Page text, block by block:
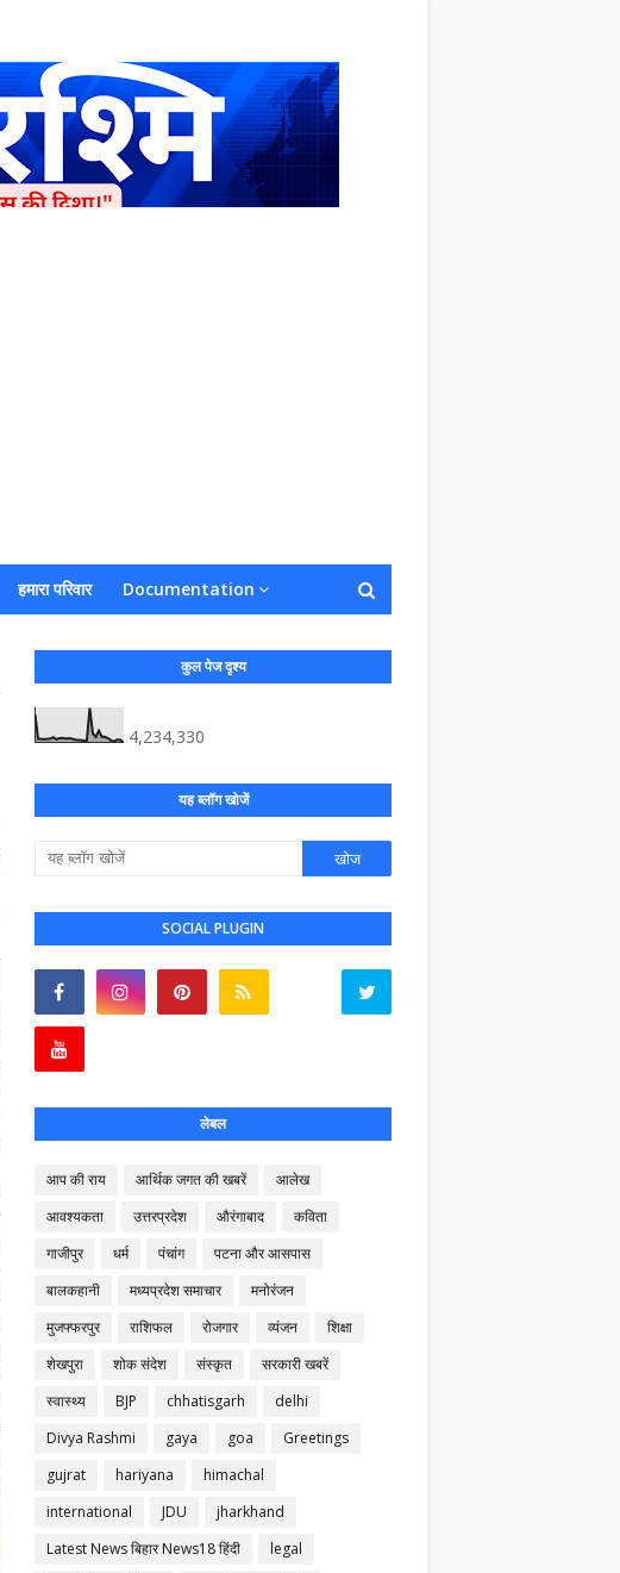
हमारा परिवार Documentation
कुल पेज दृश्य
4,234,330
यह ब्लॉग खोजें
SOCIAL PLUGIN
लेबल
आप की राय आर्थिक जगत की खबरें
आलेख
आवश्यकता
उत्तरप्रदेश औरंगाबाद
कविता
गाजीपुर
धर्म पंचांग
पटना और आसपास
बालकहानी
मध्यप्रदेश समाचार
मनोरंजन
मुजफ्फरपुर
राशिफल रोजगार व्यंजन
शिक्षा
शेखपुरा
शोक संदेश संस्कृत
सरकारी खबरें
स्वास्थ्य
BJP chhatisgarh
delhi
Divya Rashmi
gaya goa
Greetings
gujrat
hariyana
himachal
international
JDU
jharkhand
Latest News बिहार News18 हिंदी
legal